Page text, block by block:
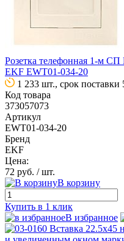
Розетка телефонная 1-м СП
EKF EWT01-034-20
1 233 шт., срок поставки
Код товара
373057073
Артикул
EWT01-034-20
Бренд
EKF
Цена:
72 руб. / шт.
В корзину
Купить в 1 клик
В избранное